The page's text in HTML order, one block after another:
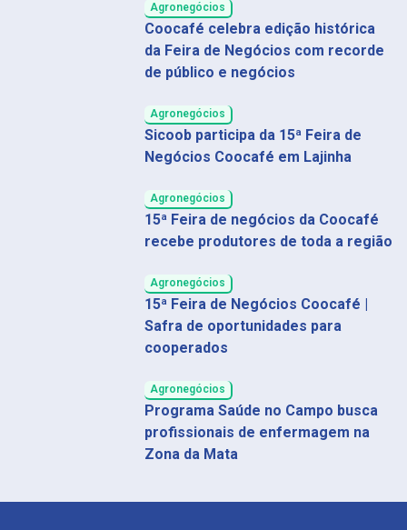
Agronegócios
Coocafé celebra edição histórica
da Feira de Negócios com recorde
de público e negócios
Agronegócios
Sicoob participa da 15ª Feira de
Negócios Coocafé em Lajinha
Agronegócios
15ª Feira de negócios da Coocafé
recebe produtores de toda a região
Agronegócios
15ª Feira de Negócios Coocafé |
Safra de oportunidades para
cooperados
Agronegócios
Programa Saúde no Campo busca
profissionais de enfermagem na
Zona da Mata